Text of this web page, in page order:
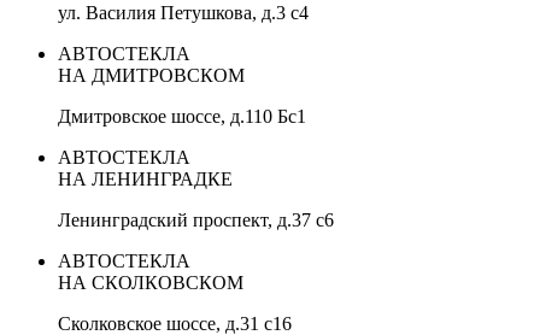
ул. Василия Петушкова, д.3 с4
АВТОСТЕКЛА
НА ДМИТРОВСКОМ
Дмитровское шоссе, д.110 Бс1
АВТОСТЕКЛА
НА ЛЕНИНГРАДКЕ
Ленинградский проспект, д.37 c6
АВТОСТЕКЛА
НА СКОЛКОВСКОМ
Сколковское шоссе, д.31 с16